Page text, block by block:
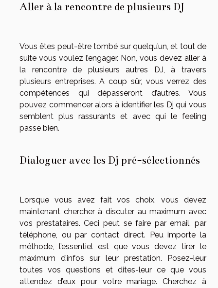
Aller à la rencontre de plusieurs DJ
Vous êtes peut-être tombé sur quelqu’un, et tout de
suite vous voulez l’engager. Non, vous devez aller à
la rencontre de plusieurs autres DJ, à travers
plusieurs entreprises. A coup sûr, vous verrez des
compétences qui dépasseront d’autres. Vous
pouvez commencer alors à identifier les Dj qui vous
semblent plus rassurants et avec qui le feeling
passe bien.
Dialoguer avec les Dj pré-sélectionnés
Lorsque vous avez fait vos choix, vous devez
maintenant chercher à discuter au maximum avec
vos prestataires. Ceci peut se faire par email, par
téléphone, ou par contact direct. Peu importe la
méthode, l’essentiel est que vous devez tirer le
maximum d’infos sur leur prestation. Posez-leur
toutes vos questions et dites-leur ce que vous
attendez d’eux pour votre mariage. Cherchez à